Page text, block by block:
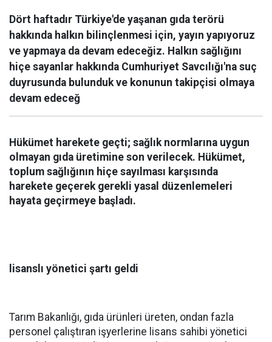
Dört haftadır Türkiye'de yaşanan gıda terörü
hakkında halkın bilinçlenmesi için, yayın yapıyoruz
ve yapmaya da devam edeceğiz. Halkın sağlığını
hiçe sayanlar hakkında Cumhuriyet Savcılığı'na suç
duyrusunda bulunduk ve konunun takipçisi olmaya
devam edeceğ
Hükümet harekete geçti; sağlık normlarına uygun
olmayan gıda üretimine son verilecek. Hükümet,
toplum sağlığının hiçe sayılması karşısında
harekete geçerek gerekli yasal düzenlemeleri
hayata geçirmeye başladı.
lisanslı yönetici şartı geldi
Tarım Bakanlığı, gıda ürünleri üreten, ondan fazla
personel çalıştıran işyerlerine lisans sahibi yönetici